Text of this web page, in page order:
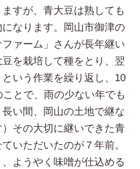
すが、青大豆は熟しても
なります。岡山市御津の
ァーム」さんが長年継い
を栽培して種をとり、翌
いう作業を繰り返し、10
とで、雨の少ない年でも
い間、岡山の土地で継な
その大切に継いできた青
いただいたのが７年前。
ようやく味噌が仕込める